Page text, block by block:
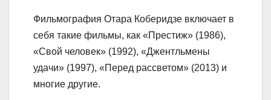
Фильмография Отара Коберидзе включает в
себя такие фильмы, как «Престиж» (1986),
«Свой человек» (1992), «Джентльмены
удачи» (1997), «Перед рассветом» (2013) и
многие другие.